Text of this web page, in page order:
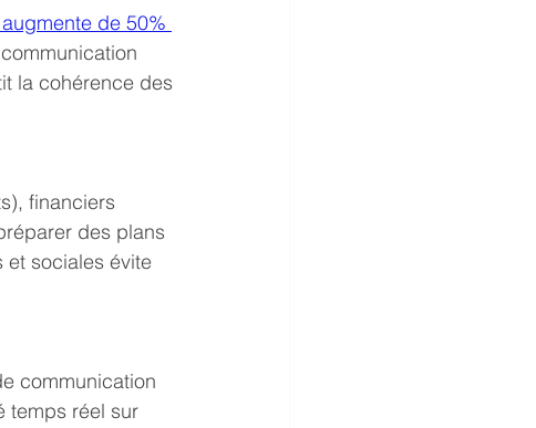
de 50%
la cohérence des
financiers
des plans
et sociales évite
communication
temps réel sur